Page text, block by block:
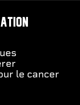
le cancer